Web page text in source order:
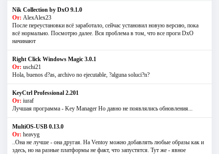
Nik Collection by DxO 9.1.0
От: AlexAlex23
После переустановки всё заработало, сейчас установил новую версию, пока
всё нормально. Посмотрю далее. Вся проблема в том, что все проги DxO
начинают
Right Click Windows Magic 3.0.1
От: uschi21
Hola, buenos d?as, archivo no ejecutable, ?alguna soluci?n?
KeyCtrl Professional 2.201
От: iuraf
Лучшая программа - Key Manager Но давно не появлялись обновления...
MultiOS-USB 0.13.0
От: heavyg
..Она не лучше - она другая. На Ventoy можно добавлять любые образы как и
здесь, но на разные платформы не факт, что запустятся. Тут же - явное